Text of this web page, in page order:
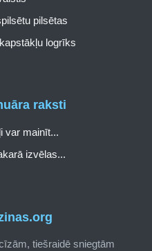
tiešraidē sniegtām
pilsētas
logrīks
raksti
var mainīt...
izvēlas...